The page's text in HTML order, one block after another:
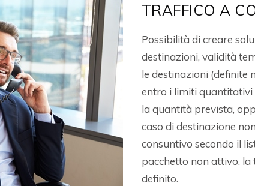
TRAFFICO A
Possibilità di creare
destinazioni, validità
le destinazioni (definite
entro i limiti quantitativi
la quantità prevista,
caso di destinazione
consuntivo secondo il
pacchetto non attivo,
definito.